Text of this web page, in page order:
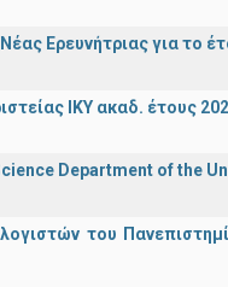
Ερευνήτριας για το
ΙΚΥ ακαδ. έτους
Department of the
του